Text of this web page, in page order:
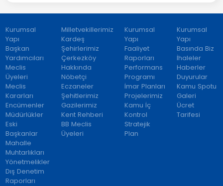
Kurumsal
Yapı
Başkan
Yardımcıları
Meclis
Üyeleri
Meclis
Kararları
Encümenler
Müdürlükler
Eski
Başkanlar
Mahalle
Muhtarlıkları
Yönetmelikler
Dış Denetim
Raporları
Milletvekillerimiz
Kardeş
Şehirlerimiz
Çerkezköy
Hakkında
Nöbetçi
Eczaneler
Şehitlerimiz
Gazilerimiz
Kent Rehberi
BB Meclis
Üyeleri
Kurumsal
Yapı
Faaliyet
Raporları
Performans
Programı
İmar Planları
Projelerimiz
Kamu İç
Kontrol
Stratejik
Plan
Kurumsal
Yapı
Basında Biz
İhaleler
Haberler
Duyurular
Kamu Spotu
Galeri
Ücret
Tarifesi